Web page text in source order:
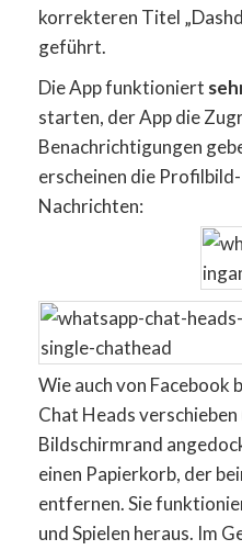
korrekteren Titel
geführt.
Die App funktioniert
starten, der App die
Benachrichtigungen
erscheinen die
Nachrichten:
Wie auch von Facebook
Chat Heads
Bildschirmrand
einen Papierkorb, der
entfernen. Sie
und Spielen heraus. Im